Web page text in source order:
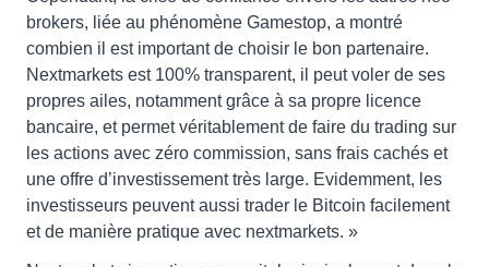
brokers, liée au phénomène Gamestop, a montré
combien il est important de choisir le bon partenaire.
Nextmarkets est 100% transparent, il peut voler de ses
propres ailes, notamment grâce à sa propre licence
bancaire, et permet véritablement de faire du trading sur
les actions avec zéro commission, sans frais cachés et
une offre d’investissement très large. Evidemment, les
investisseurs peuvent aussi trader le Bitcoin facilement
et de manière pratique avec nextmarkets. »